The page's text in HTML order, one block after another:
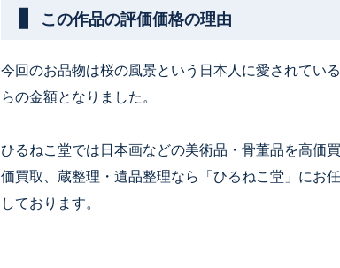
この作品の評価価格の理由
今回のお品物は桜の風景という日本人に愛されてい
らの金額となりました。
ひるねこ堂では日本画などの美術品・骨董品を高価
価買取、蔵整理・遺品整理なら「ひるねこ堂」にお
しております。